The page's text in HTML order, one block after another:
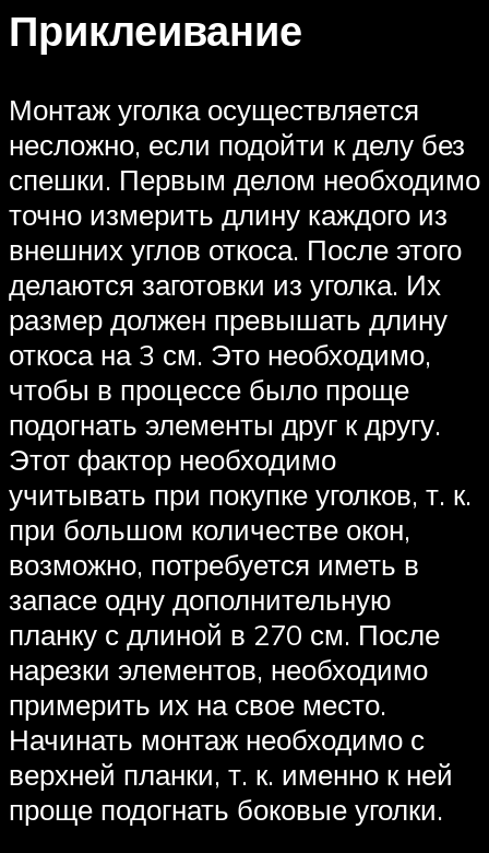
Приклеивание
Монтаж уголка осуществляется
несложно, если подойти к делу без
спешки. Первым делом необходимо
точно измерить длину каждого из
внешних углов откоса. После этого
делаются заготовки из уголка. Их
размер должен превышать длину
откоса на 3 см. Это необходимо,
чтобы в процессе было проще
подогнать элементы друг к другу.
Этот фактор необходимо
учитывать при покупке уголков, т. к.
при большом количестве окон,
возможно, потребуется иметь в
запасе одну дополнительную
планку с длиной в 270 см. После
нарезки элементов, необходимо
примерить их на свое место.
Начинать монтаж необходимо с
верхней планки, т. к. именно к ней
проще подогнать боковые уголки.